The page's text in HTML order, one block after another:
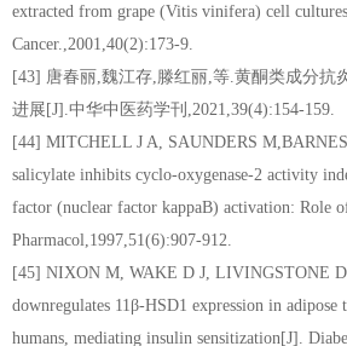
extracted from grape (Vitis vinifera) cell
Cancer.,2001,40(2):173-9.
[43] 唐春丽,魏江存,滕红丽,等.黄酮类成分抗
进展[J].中华中医药学刊,2021,39(4):154-159.
[44] MITCHELL J A, SAUNDERS
salicylate inhibits cyclo-oxygenase-2 activity
factor (nuclear factor kappaB) activation: Role
Pharmacol,1997,51(6):907-912.
[45] NIXON M, WAKE D J, LIVINGSTONE
downregulates 11β-HSD1 expression in adipose
humans, mediating insulin sensitization[J].